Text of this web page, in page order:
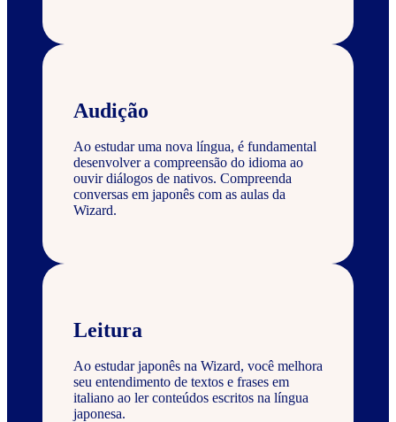
Audição
Ao estudar uma nova língua, é fundamental
desenvolver a compreensão do idioma ao
ouvir diálogos de nativos. Compreenda
conversas em japonês com as aulas da
Wizard.
Leitura
Ao estudar japonês na Wizard, você melhora
seu entendimento de textos e frases em
italiano ao ler conteúdos escritos na língua
japonesa.